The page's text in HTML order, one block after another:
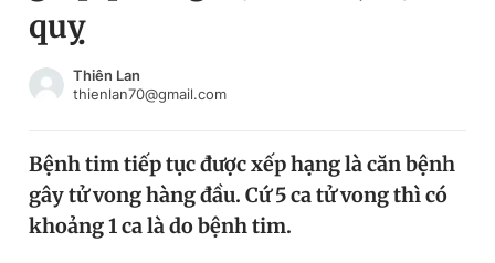
Chuyên mục khác
Chào ngày mới
Video Magazine
Tin đã xem
quỵ
Thiên Lan
thienlan70@gmail.com
Bệnh tim tiếp tục được xếp hạng là căn bệnh
gây tử vong hàng đầu. Cứ 5 ca tử vong thì có
khoảng 1 ca là do bệnh tim.